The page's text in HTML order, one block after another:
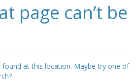
page can’t be
found at this location. Maybe try one of